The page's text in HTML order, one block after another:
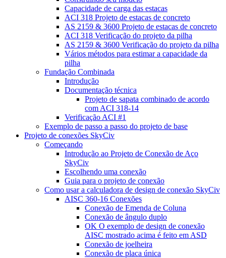
Capacidade de carga das estacas
ACI 318 Projeto de estacas de concreto
AS 2159 & 3600 Projeto de estacas de concreto
ACI 318 Verificação do projeto da pilha
AS 2159 & 3600 Verificação do projeto da pilha
Vários métodos para estimar a capacidade da
pilha
Fundação Combinada
Introdução
Documentação técnica
Projeto de sapata combinado de acordo
com ACI 318-14
Verificação ACI #1
Exemplo de passo a passo do projeto de base
Projeto de conexões SkyCiv
Começando
Introdução ao Projeto de Conexão de Aço
SkyCiv
Escolhendo uma conexão
Guia para o projeto de conexão
Como usar a calculadora de design de conexão SkyCiv
AISC 360-16 Conexões
Conexão de Emenda de Coluna
Conexão de ângulo duplo
OK O exemplo de design de conexão
AISC mostrado acima é feito em ASD
Conexão de joelheira
Conexão de placa única